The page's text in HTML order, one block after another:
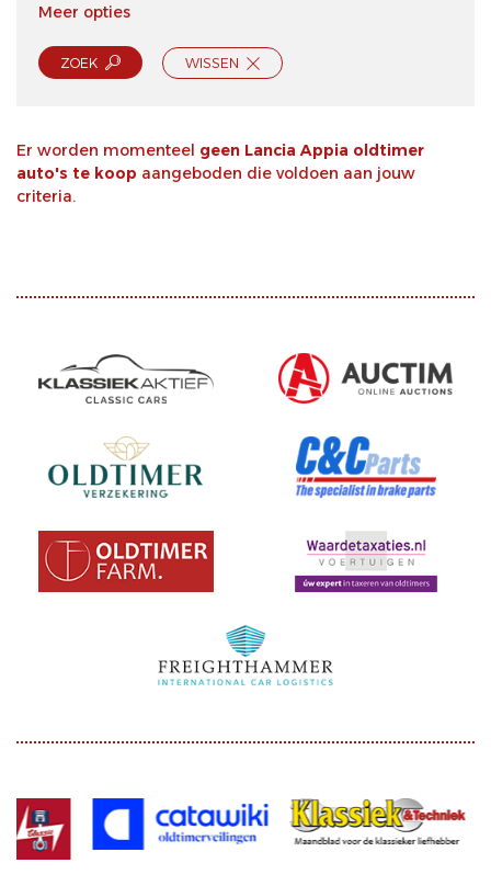
Meer opties
ZOEK WISSEN
Er worden momenteel geen Lancia Appia oldtimer
auto's te koop aangeboden die voldoen aan jouw
criteria.